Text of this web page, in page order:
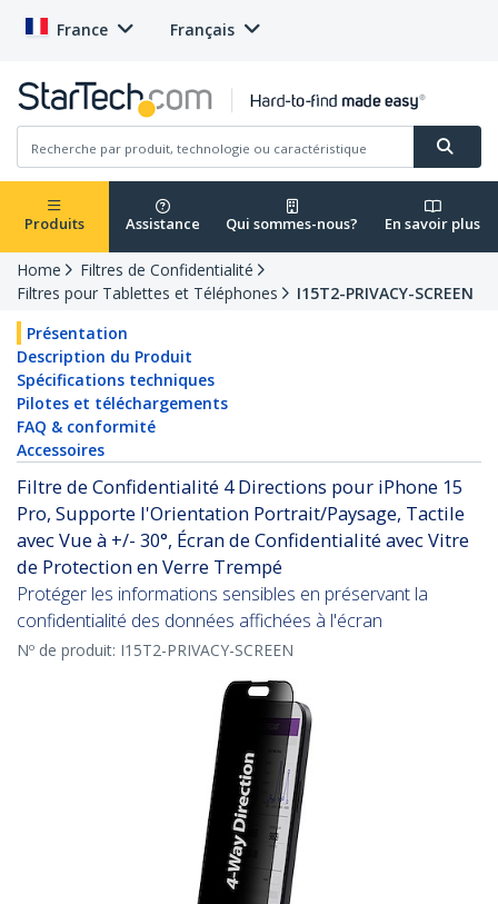
France Français
Produits Assistance Qui sommes-nous? En savoir plus
Home
Filtres de Confidentialité
Filtres pour Tablettes et Téléphones
I15T2-PRIVACY-SCREEN
Présentation
Description du Produit
Spécifications techniques
Pilotes et téléchargements
FAQ & conformité
Accessoires
Filtre de Confidentialité 4 Directions pour iPhone 15
Pro, Supporte l'Orientation Portrait/Paysage, Tactile
avec Vue à +/- 30°, Écran de Confidentialité avec Vitre
de Protection en Verre Trempé
Protéger les informations sensibles en préservant la
confidentialité des données affichées à l'écran
Nº de produit: I15T2-PRIVACY-SCREEN